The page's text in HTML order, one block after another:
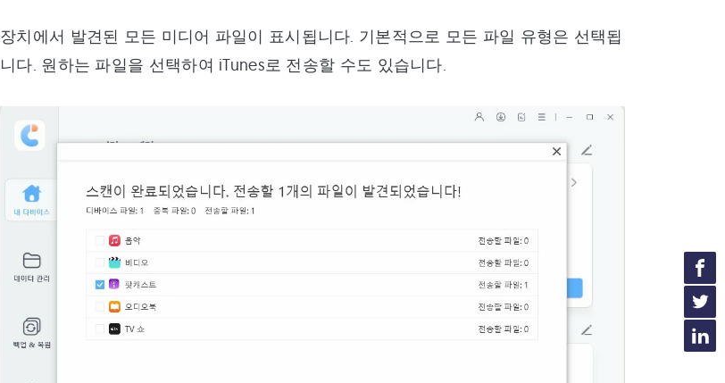
장치에서 발견된 모든 미디어 파일이 표시됩니다. 기본적으로 모든 파일 유형은 선택됩
니다. 원하는 파일을 선택하여 iTunes로 전송할 수도 있습니다.